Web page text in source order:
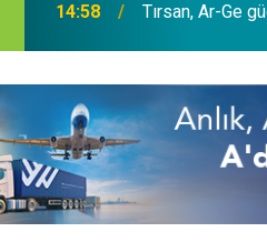
14:19 MAXUS